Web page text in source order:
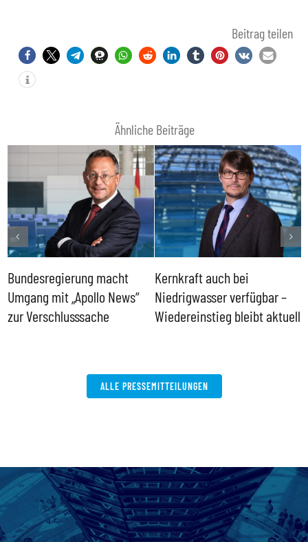
Beitrag teilen
Ähnliche Beiträge
Bundesregierung macht
Umgang mit „Apollo News“
zur Verschlusssache
Kernkraft auch bei
Niedrigwasser verfügbar –
Wiedereinstieg bleibt aktuell
ALLE PRESSEMITTEILUNGEN